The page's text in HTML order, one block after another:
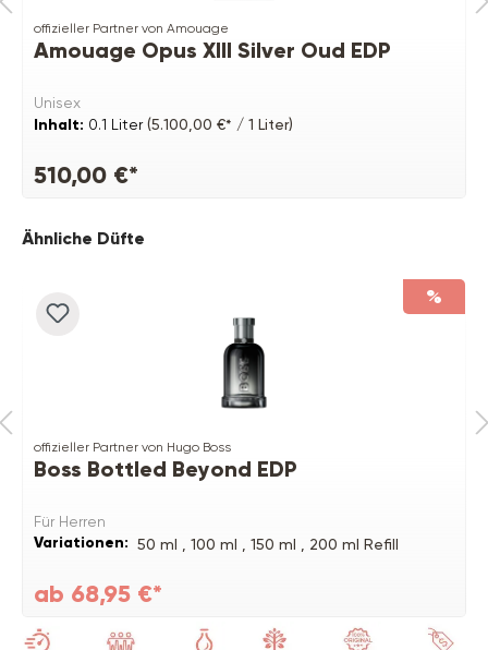
offizieller Partner von Amouage
Amouage Opus XIII Silver Oud EDP
Unisex
Inhalt: 0.1 Liter(5.100,00 €* / 1 Liter)
510,00 €*
Produktgalerie überspringen
Ähnliche Düfte
%
offizieller Partner von Hugo Boss
Boss Bottled Beyond EDP
Für Herren
Variationen: 50 ml , 100 ml , 150 ml , 200 ml Refill
ab 68,95 €*